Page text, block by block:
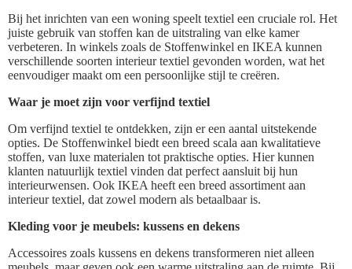
Bij het inrichten van een woning speelt textiel een cruciale rol. Het
juiste gebruik van stoffen kan de uitstraling van elke kamer
verbeteren. In winkels zoals de Stoffenwinkel en IKEA kunnen
verschillende soorten interieur textiel gevonden worden, wat het
eenvoudiger maakt om een persoonlijke stijl te creëren.
Waar je moet zijn voor verfijnd textiel
Om verfijnd textiel te ontdekken, zijn er een aantal uitstekende
opties. De Stoffenwinkel biedt een breed scala aan kwalitatieve
stoffen, van luxe materialen tot praktische opties. Hier kunnen
klanten natuurlijk textiel vinden dat perfect aansluit bij hun
interieurwensen. Ook IKEA heeft een breed assortiment aan
interieur textiel, dat zowel modern als betaalbaar is.
Kleding voor je meubels: kussens en dekens
Accessoires zoals kussens en dekens transformeren niet alleen